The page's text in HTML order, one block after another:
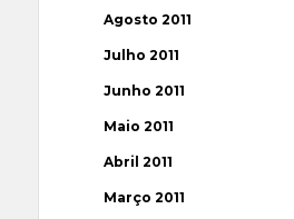
Agosto 2011
Julho 2011
Junho 2011
Maio 2011
Abril 2011
Março 2011